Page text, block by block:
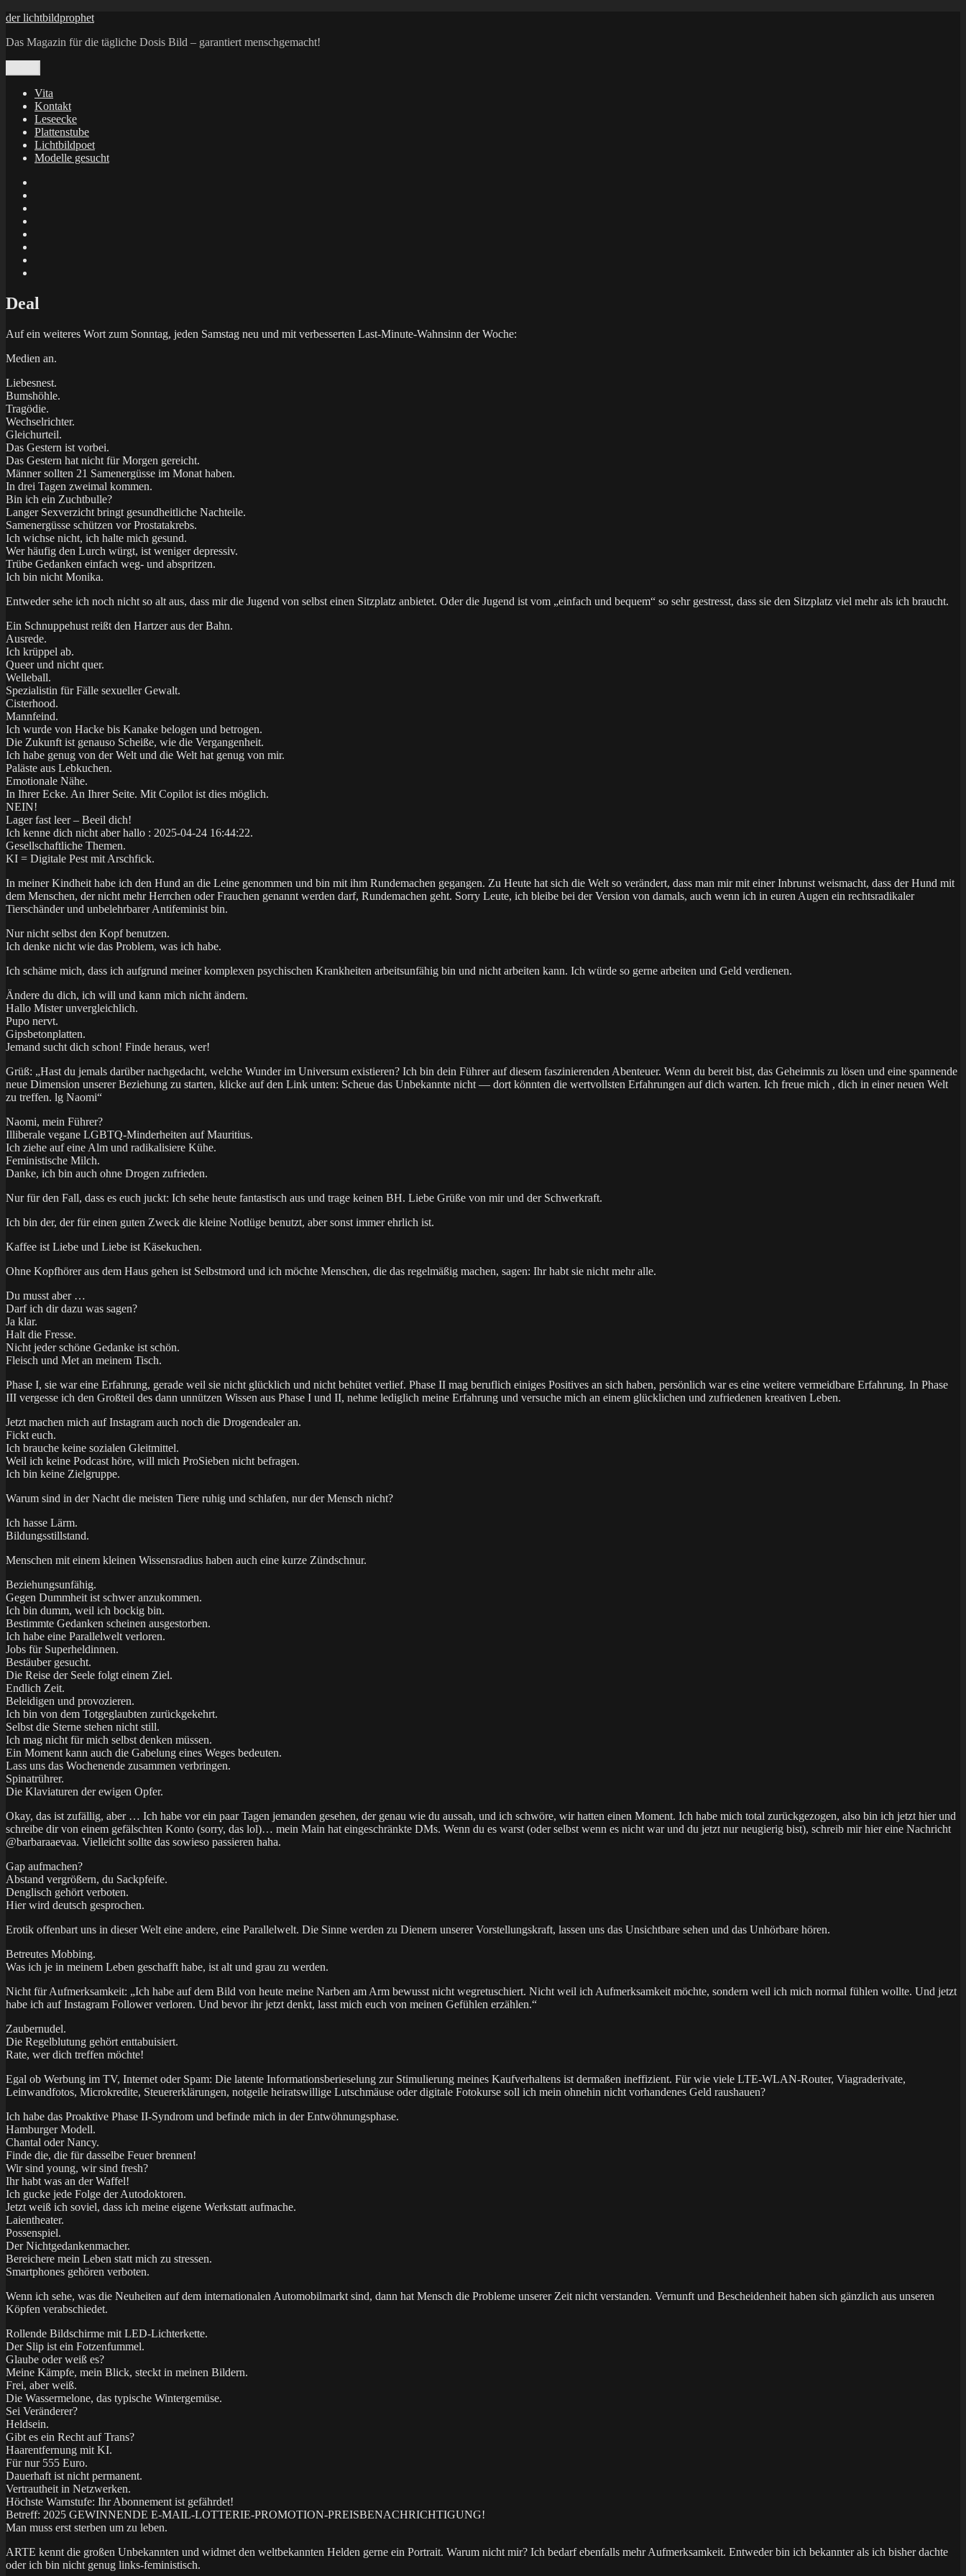
Zum
springen
der lichtbildprophet
Das Magazin für die tägliche Dosis Bild – garantiert menschgemacht!
Vita
Kontakt
Leseecke
Plattenstube
Lichtbildpoet
Modelle gesucht
X
Deal
Auf ein weiteres Wort zum Sonntag, jeden Samstag neu und mit verbesserten Last-Minute-Wahnsinn der Woche:
Medien an.
Liebesnest.
Bumshöhle.
Tragödie.
Wechselrichter.
Gleichurteil.
Das Gestern ist vorbei.
Das Gestern hat nicht für Morgen gereicht.
Männer sollten 21 Samenergüsse im Monat haben.
In drei Tagen zweimal kommen.
Bin ich ein Zuchtbulle?
Langer Sexverzicht bringt gesundheitliche Nachteile.
Samenergüsse schützen vor Prostatakrebs.
Ich wichse nicht, ich halte mich gesund.
Wer häufig den Lurch würgt, ist weniger depressiv.
Trübe Gedanken einfach weg- und abspritzen.
Ich bin nicht Monika.
Entweder sehe ich noch nicht so alt aus, dass mir die Jugend von selbst einen Sitzplatz anbietet. Oder die Jugend ist vom „einfach und bequem“ so sehr gestresst, dass sie den Sitzplatz viel mehr als ich braucht.
Ein Schnuppehust reißt den Hartzer aus der Bahn.
Ausrede.
Ich krüppel ab.
Queer und nicht quer.
Welleball.
Spezialistin für Fälle sexueller Gewalt.
Cisterhood.
Mannfeind.
Ich wurde von Hacke bis Kanake belogen und betrogen.
Die Zukunft ist genauso Scheiße, wie die Vergangenheit.
Ich habe genug von der Welt und die Welt hat genug von mir.
Paläste aus Lebkuchen.
Emotionale Nähe.
In Ihrer Ecke. An Ihrer Seite. Mit Copilot ist dies möglich.
NEIN!
Lager fast leer – Beeil dich!
Ich kenne dich nicht aber hallo : 2025-04-24 16:44:22.
Gesellschaftliche Themen.
KI = Digitale Pest mit Arschfick.
In meiner Kindheit habe ich den Hund an die Leine genommen und bin mit ihm Rundemachen gegangen. Zu Heute hat sich die Welt so verändert, dass man mir mit einer Inbrunst weismacht, dass der Hund mit
dem Menschen, der nicht mehr Herrchen oder Frauchen genannt werden darf, Rundemachen geht. Sorry Leute, ich bleibe bei der Version von damals, auch wenn ich in euren Augen ein rechtsradikaler
Tierschänder und unbelehrbarer Antifeminist bin.
Nur nicht selbst den Kopf benutzen.
Ich denke nicht wie das Problem, was ich habe.
Ich schäme mich, dass ich aufgrund meiner komplexen psychischen Krankheiten arbeitsunfähig bin und nicht arbeiten kann. Ich würde so gerne arbeiten und Geld verdienen.
Ändere du dich, ich will und kann mich nicht ändern.
Hallo Mister unvergleichlich.
Pupo nervt.
Gipsbetonplatten.
Jemand sucht dich schon! Finde heraus, wer!
Grüß: „Hast du jemals darüber nachgedacht, welche Wunder im Universum existieren? Ich bin dein Führer auf diesem faszinierenden Abenteuer. Wenn du bereit bist, das Geheimnis zu lösen und eine spannende
neue Dimension unserer Beziehung zu starten, klicke auf den Link unten: Scheue das Unbekannte nicht — dort könnten die wertvollsten Erfahrungen auf dich warten. Ich freue mich , dich in einer neuen Welt
zu treffen. lg Naomi“
Naomi, mein Führer?
Illiberale vegane LGBTQ-Minderheiten auf Mauritius.
Ich ziehe auf eine Alm und radikalisiere Kühe.
Feministische Milch.
Danke, ich bin auch ohne Drogen zufrieden.
Nur für den Fall, dass es euch juckt: Ich sehe heute fantastisch aus und trage keinen BH. Liebe Grüße von mir und der Schwerkraft.
Ich bin der, der für einen guten Zweck die kleine Notlüge benutzt, aber sonst immer ehrlich ist.
Kaffee ist Liebe und Liebe ist Käsekuchen.
Ohne Kopfhörer aus dem Haus gehen ist Selbstmord und ich möchte Menschen, die das regelmäßig machen, sagen: Ihr habt sie nicht mehr alle.
Du musst aber …
Darf ich dir dazu was sagen?
Ja klar.
Halt die Fresse.
Nicht jeder schöne Gedanke ist schön.
Fleisch und Met an meinem Tisch.
Phase I, sie war eine Erfahrung, gerade weil sie nicht glücklich und nicht behütet verlief. Phase II mag beruflich einiges Positives an sich haben, persönlich war es eine weitere vermeidbare Erfahrung. In Phase
III vergesse ich den Großteil des dann unnützen Wissen aus Phase I und II, nehme lediglich meine Erfahrung und versuche mich an einem glücklichen und zufriedenen kreativen Leben.
Jetzt machen mich auf Instagram auch noch die Drogendealer an.
Fickt euch.
Ich brauche keine sozialen Gleitmittel.
Weil ich keine Podcast höre, will mich ProSieben nicht befragen.
Ich bin keine Zielgruppe.
Warum sind in der Nacht die meisten Tiere ruhig und schlafen, nur der Mensch nicht?
Ich hasse Lärm.
Bildungsstillstand.
Menschen mit einem kleinen Wissensradius haben auch eine kurze Zündschnur.
Beziehungsunfähig.
Gegen Dummheit ist schwer anzukommen.
Ich bin dumm, weil ich bockig bin.
Bestimmte Gedanken scheinen ausgestorben.
Ich habe eine Parallelwelt verloren.
Jobs für Superheldinnen.
Bestäuber gesucht.
Die Reise der Seele folgt einem Ziel.
Endlich Zeit.
Beleidigen und provozieren.
Ich bin von dem Totgeglaubten zurückgekehrt.
Selbst die Sterne stehen nicht still.
Ich mag nicht für mich selbst denken müssen.
Ein Moment kann auch die Gabelung eines Weges bedeuten.
Lass uns das Wochenende zusammen verbringen.
Spinatrührer.
Die Klaviaturen der ewigen Opfer.
Okay, das ist zufällig, aber … Ich habe vor ein paar Tagen jemanden gesehen, der genau wie du aussah, und ich schwöre, wir hatten einen Moment. Ich habe mich total zurückgezogen, also bin ich jetzt hier und
schreibe dir von einem gefälschten Konto (sorry, das lol)… mein Main hat eingeschränkte DMs. Wenn du es warst (oder selbst wenn es nicht war und du jetzt nur neugierig bist), schreib mir hier eine Nachricht
@barbaraaevaa. Vielleicht sollte das sowieso passieren haha.
Gap aufmachen?
Abstand vergrößern, du Sackpfeife.
Denglisch gehört verboten.
Hier wird deutsch gesprochen.
Erotik offenbart uns in dieser Welt eine andere, eine Parallelwelt. Die Sinne werden zu Dienern unserer Vorstellungskraft, lassen uns das Unsichtbare sehen und das Unhörbare hören.
Betreutes Mobbing.
Was ich je in meinem Leben geschafft habe, ist alt und grau zu werden.
Nicht für Aufmerksamkeit: „Ich habe auf dem Bild von heute meine Narben am Arm bewusst nicht wegretuschiert. Nicht weil ich Aufmerksamkeit möchte, sondern weil ich mich normal fühlen wollte. Und jetzt
habe ich auf Instagram Follower verloren. Und bevor ihr jetzt denkt, lasst mich euch von meinen Gefühlen erzählen.“
Zaubernudel.
Die Regelblutung gehört enttabuisiert.
Rate, wer dich treffen möchte!
Egal ob Werbung im TV, Internet oder Spam: Die latente Informationsberieselung zur Stimulierung meines Kaufverhaltens ist dermaßen ineffizient. Für wie viele LTE-WLAN-Router, Viagraderivate,
Leinwandfotos, Microkredite, Steuererklärungen, notgeile heiratswillige Lutschmäuse oder digitale Fotokurse soll ich mein ohnehin nicht vorhandenes Geld raushauen?
Ich habe das Proaktive Phase II-Syndrom und befinde mich in der Entwöhnungsphase.
Hamburger Modell.
Chantal oder Nancy.
Finde die, die für dasselbe Feuer brennen!
Wir sind young, wir sind fresh?
Ihr habt was an der Waffel!
Ich gucke jede Folge der Autodoktoren.
Jetzt weiß ich soviel, dass ich meine eigene Werkstatt aufmache.
Laientheater.
Possenspiel.
Der Nichtgedankenmacher.
Bereichere mein Leben statt mich zu stressen.
Smartphones gehören verboten.
Wenn ich sehe, was die Neuheiten auf dem internationalen Automobilmarkt sind, dann hat Mensch die Probleme unserer Zeit nicht verstanden. Vernunft und Bescheidenheit haben sich gänzlich aus unseren
Köpfen verabschiedet.
Rollende Bildschirme mit LED-Lichterkette.
Der Slip ist ein Fotzenfummel.
Glaube oder weiß es?
Meine Kämpfe, mein Blick, steckt in meinen Bildern.
Frei, aber weiß.
Die Wassermelone, das typische Wintergemüse.
Sei Veränderer?
Heldsein.
Gibt es ein Recht auf Trans?
Haarentfernung mit KI.
Für nur 555 Euro.
Dauerhaft ist nicht permanent.
Vertrautheit in Netzwerken.
Höchste Warnstufe: Ihr Abonnement ist gefährdet!
Betreff: 2025 GEWINNENDE E-MAIL-LOTTERIE-PROMOTION-PREISBENACHRICHTIGUNG!
Man muss erst sterben um zu leben.
ARTE kennt die großen Unbekannten und widmet den weltbekannten Helden gerne ein Portrait. Warum nicht mir? Ich bedarf ebenfalls mehr Aufmerksamkeit. Entweder bin ich bekannter als ich bisher dachte
oder ich bin nicht genug links-feministisch.